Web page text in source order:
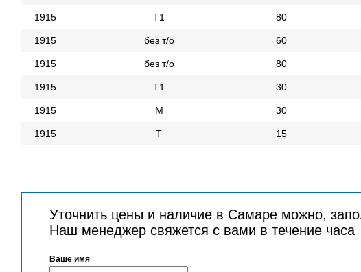
1915 Т1 80
1915 без т/о 60
1915 без т/о 80
1915 Т1 30
1915 М 30
1915 Т 15
Уточнить цены и наличие в Самаре можно,
Наш менеджер свяжется с вами в течение часа
Ваше имя